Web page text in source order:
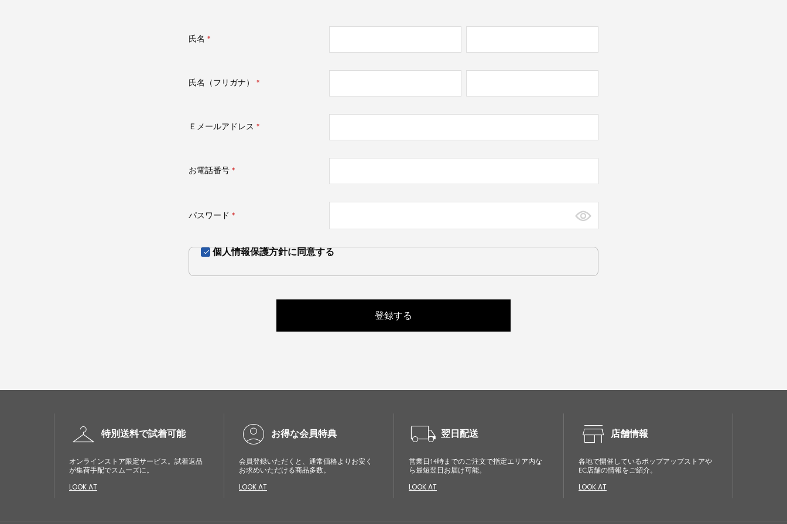
氏名
氏名（フリガナ）
Ｅメールアドレス
お電話番号
パスワード
個人情報保護方針に同意する
登録する
checkroom 特別送料で試着可能
オンラインストア限定サービス。試着返品
が集荷手配でスムーズに。
LOOK AT
account_circle お得な会員特典
会員登録いただくと、通常価格よりお安く
お求めいただける商品多数。
LOOK AT
local_shipping 翌日配送
営業日14時までのご注文で指定エリア内な
ら最短翌日お届け可能。
LOOK AT
store 店舗情報
各地で開催しているポップアップストアや
EC店舗の情報をご紹介。
LOOK AT